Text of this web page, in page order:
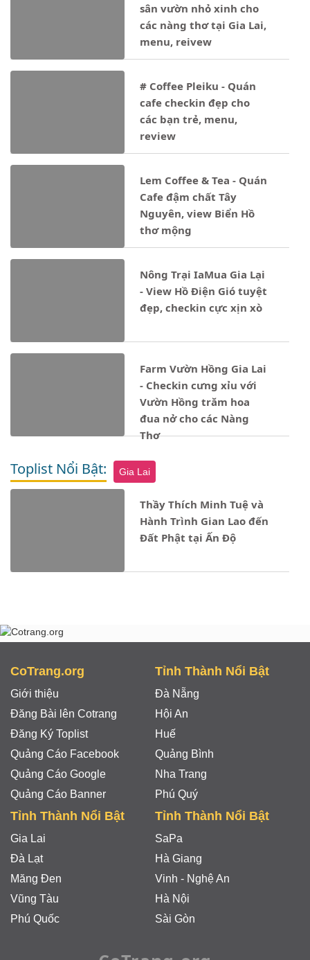
sân vườn nhỏ xinh cho
các nàng thơ tại Gia Lai,
menu, reivew
# Coffee Pleiku - Quán
cafe checkin đẹp cho
các bạn trẻ, menu,
review
Lem Coffee & Tea - Quán
Cafe đậm chất Tây
Nguyên, view Biển Hồ
thơ mộng
Nông Trại IaMua Gia Lại
- View Hồ Điện Gió tuyệt
đẹp, checkin cực xịn xò
Farm Vườn Hồng Gia Lai
- Checkin cưng xỉu với
Vườn Hồng trăm hoa
đua nở cho các Nàng
Thơ
Toplist Nổi Bật: Gia Lai
Thầy Thích Minh Tuệ và
Hành Trình Gian Lao đến
Đất Phật tại Ấn Độ
Notice: Undefined property: stdClass::$ten_loai in
CoTrang.org
Giới thiệu
Đăng Bài lên Cotrang
Đăng Ký Toplist
Quảng Cáo Facebook
Quảng Cáo Google
Quảng Cáo Banner
Tỉnh Thành Nổi Bật
Đà Nẵng
Hội An
Huế
Quảng Bình
Nha Trang
Phú Quý
Tỉnh Thành Nổi Bật
Gia Lai
Đà Lạt
Măng Đen
Vũng Tàu
Phú Quốc
Tỉnh Thành Nổi Bật
SaPa
Hà Giang
Vinh - Nghệ An
Hà Nội
Sài Gòn